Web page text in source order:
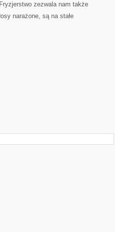
zezwala nam także
narażone, są na stałe